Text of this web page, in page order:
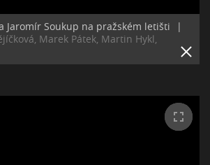
Jaromír Soukup na pražském letišti
|
Marek Pátek, Martin Hykl,